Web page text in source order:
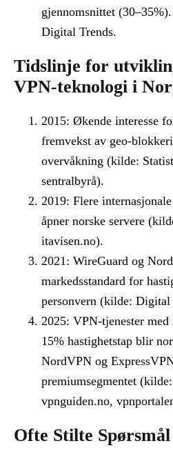
gjennomsnittet
Digital Trends.
Tidslinje for
VPN-teknologi i
2015: Økende interesse
fremvekst av geo-
overvåkning (kilde:
sentralbyrå).
2019: Flere
åpner norske servere
itavisen.no).
2021: WireGuard og
markedsstandard for
personvern (kilde: Digital
2025: VPN-tjenester med
15% hastighetstap blir
NordVPN og
premiumsegmentet (kilde:
vpnguiden.no,
Ofte Stilte